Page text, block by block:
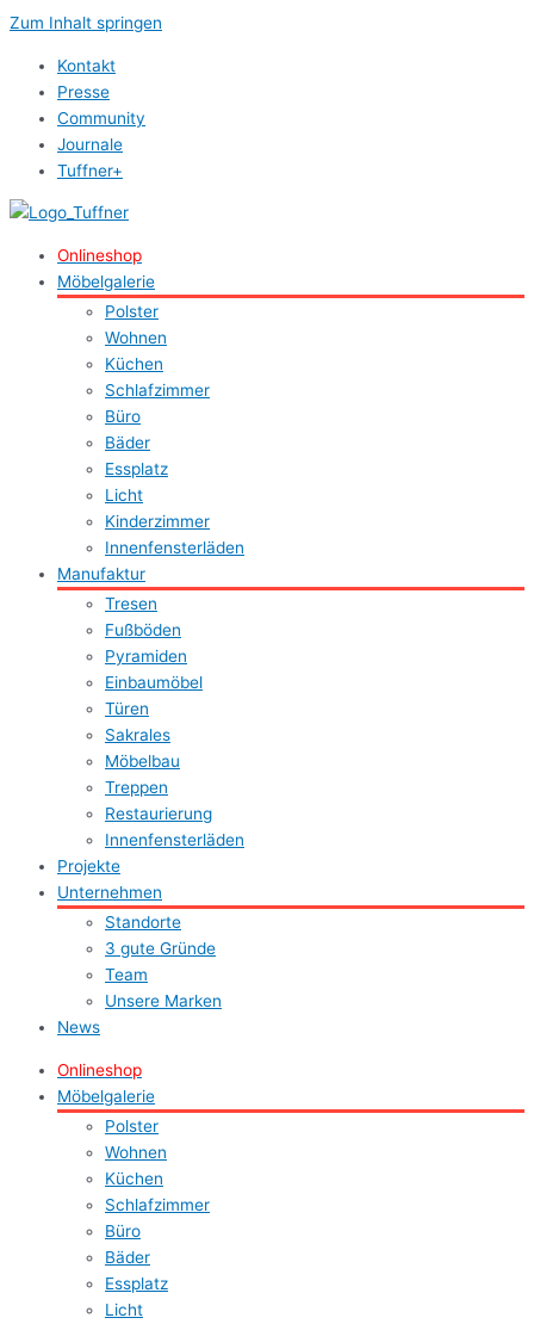
Zum Inhalt springen
Kontakt
Presse
Community
Journale
Tuffner+
Onlineshop
Möbelgalerie
Polster
Wohnen
Küchen
Schlafzimmer
Büro
Bäder
Essplatz
Licht
Kinderzimmer
Innenfensterläden
Manufaktur
Tresen
Fußböden
Pyramiden
Einbaumöbel
Türen
Sakrales
Möbelbau
Treppen
Restaurierung
Innenfensterläden
Projekte
Unternehmen
Standorte
3 gute Gründe
Team
Unsere Marken
News
Onlineshop
Möbelgalerie
Polster
Wohnen
Küchen
Schlafzimmer
Büro
Bäder
Essplatz
Licht